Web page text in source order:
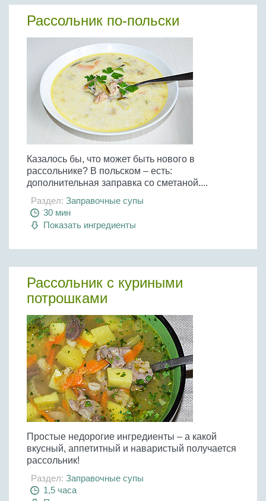
Рассольник по-польски
Казалось бы, что может быть нового в
рассольнике? В польском – есть:
дополнительная заправка со сметаной....
Раздел: Заправочные супы
30 мин
Показать ингредиенты
Рассольник с куриными
потрошками
Простые недорогие ингредиенты – а какой
вкусный, аппетитный и наваристый получается
рассольник!
Раздел: Заправочные супы
1,5 часа